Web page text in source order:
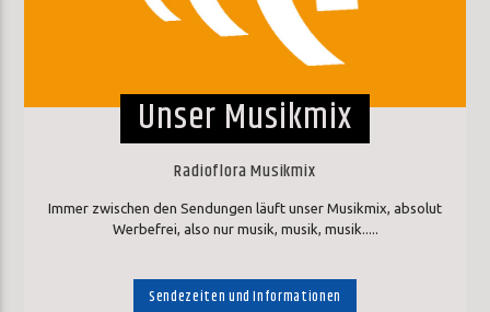
Unser Musikmix
Radioflora Musikmix
Immer zwischen den Sendungen läuft unser Musikmix, absolut
Werbefrei, also nur musik, musik, musik.....
Sendezeiten und Informationen